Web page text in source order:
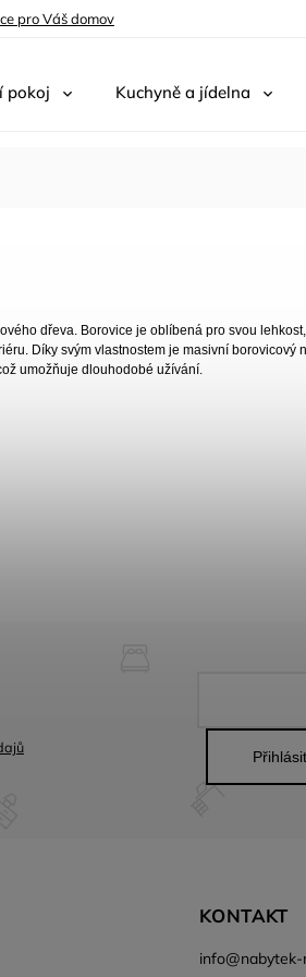
pro Váš domov
pokoj Kuchyně a jídelna
dřeva. Borovice je oblíbená pro svou
Díky svým vlastnostem je masivní
umožňuje dlouhodobé užívání.
KONTAKT
info@